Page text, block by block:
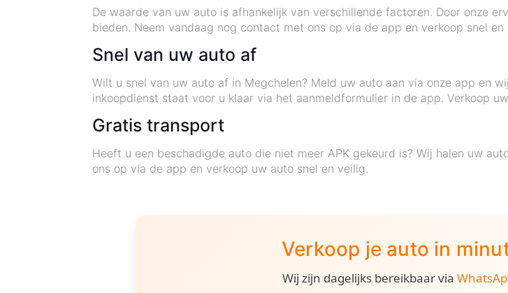
De waarde van uw auto is afhankelijk van verschillende factoren. Door onze
bieden. Neem vandaag nog contact met ons op via de app en verkoop snel
Snel van uw auto af
Wilt u snel van uw auto af in Megchelen? Meld uw auto aan via onze app en
inkoopdienst staat voor u klaar via het aanmeldformulier in de app. Verkoop
Gratis transport
Heeft u een beschadigde auto die niet meer APK gekeurd is? Wij halen uw
ons op via de app en verkoop uw auto snel en veilig.
Verkoop je auto in
Wij zijn dagelijks bereikbaar via